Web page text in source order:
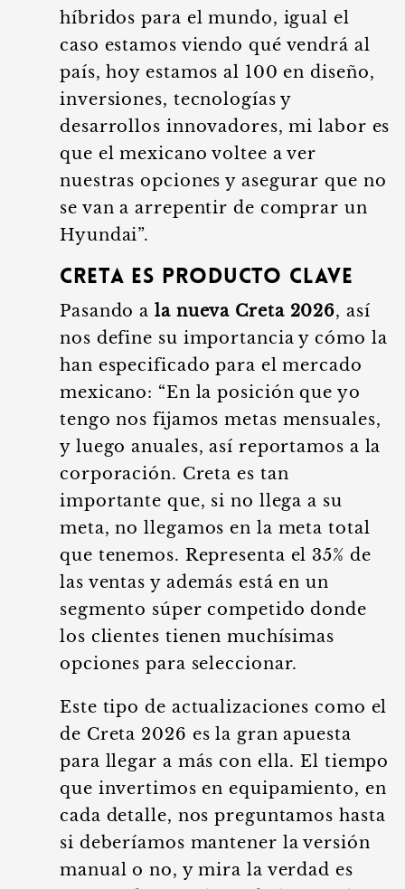
híbridos para el mundo, igual el
caso estamos viendo qué vendrá al
país, hoy estamos al 100 en diseño,
inversiones, tecnologías y
desarrollos innovadores, mi labor es
que el mexicano voltee a ver
nuestras opciones y asegurar que no
se van a arrepentir de comprar un
Hyundai”.
Creta es producto clave
Pasando a la nueva Creta 2026, así
nos define su importancia y cómo la
han especificado para el mercado
mexicano: “En la posición que yo
tengo nos fijamos metas mensuales,
y luego anuales, así reportamos a la
corporación. Creta es tan
importante que, si no llega a su
meta, no llegamos en la meta total
que tenemos. Representa el 35% de
las ventas y además está en un
segmento súper competido donde
los clientes tienen muchísimas
opciones para seleccionar.
Este tipo de actualizaciones como el
de Creta 2026 es la gran apuesta
para llegar a más con ella. El tiempo
que invertimos en equipamiento, en
cada detalle, nos preguntamos hasta
si deberíamos mantener la versión
manual o no, y mira la verdad es